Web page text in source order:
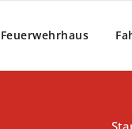
Feuerwehrhaus